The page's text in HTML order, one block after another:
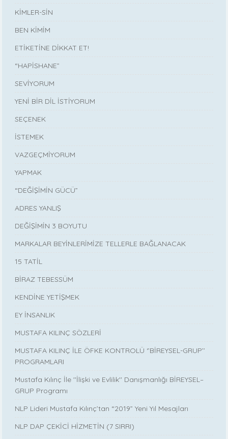
KİMLER-SİN
BEN KİMİM
ETİKETİNE DİKKAT ET!
“HAPİSHANE”
SEVİYORUM
YENİ BİR DİL İSTİYORUM
SEÇENEK
İSTEMEK
VAZGEÇMİYORUM
YAPMAK
“DEĞİŞİMİN GÜCÜ”
ADRES YANLIŞ
DEĞİŞİMİN 3 BOYUTU
MARKALAR BEYİNLERİMİZE TELLERLE BAĞLANACAK
15 TATİL
BİRAZ TEBESSÜM
KENDİNE YETİŞMEK
EY İNSANLIK
MUSTAFA KILINÇ SÖZLERİ
MUSTAFA KILINÇ İLE ÖFKE KONTROLÜ ‘’BİREYSEL-GRUP’’
PROGRAMLARI
Mustafa Kılınç İle ''İlişki ve Evlilik'' Danışmanlığı BİREYSEL–
GRUP Programı
NLP Lideri Mustafa Kılınç’tan “2019” Yeni Yıl Mesajları
NLP DAP ÇEKİCİ HİZMETİN (7 SIRRI)